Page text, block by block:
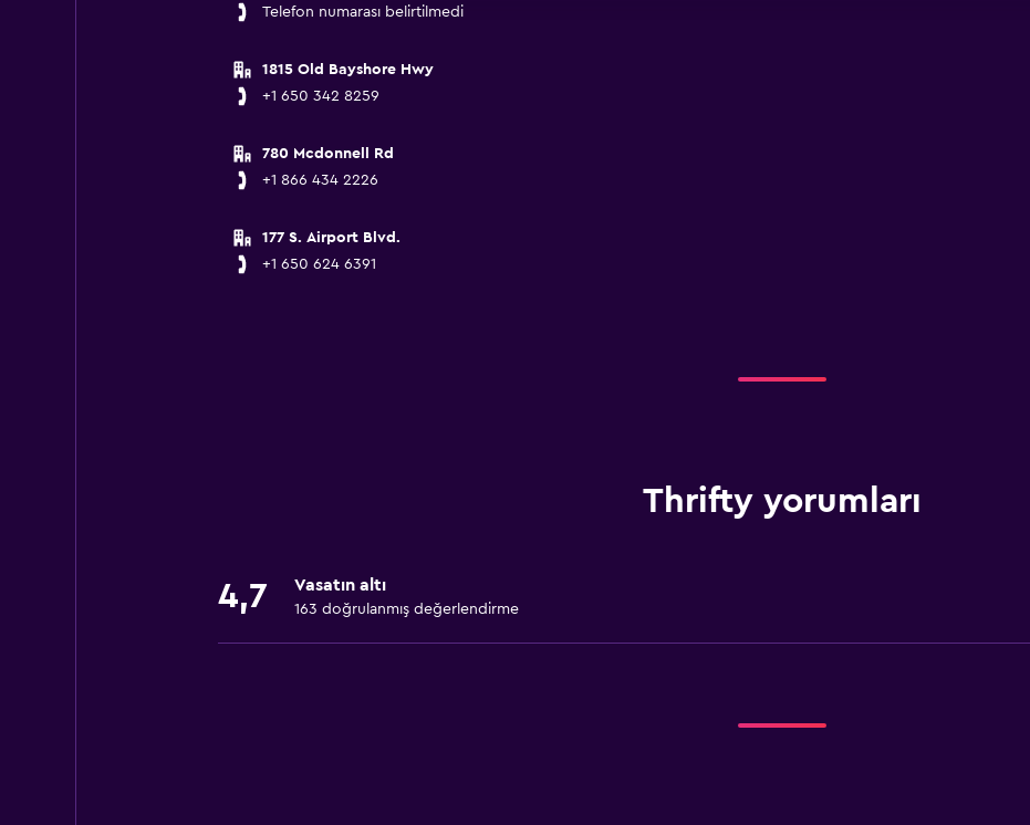
Telefon numarası belirtilmedi
1815 Old Bayshore Hwy
+1 650 342 8259
780 Mcdonnell Rd
+1 866 434 2226
177 S. Airport Blvd.
+1 650 624 6391
Thrifty yorumları
4,7 Vasatın altı
163 doğrulanmış değerlendirme